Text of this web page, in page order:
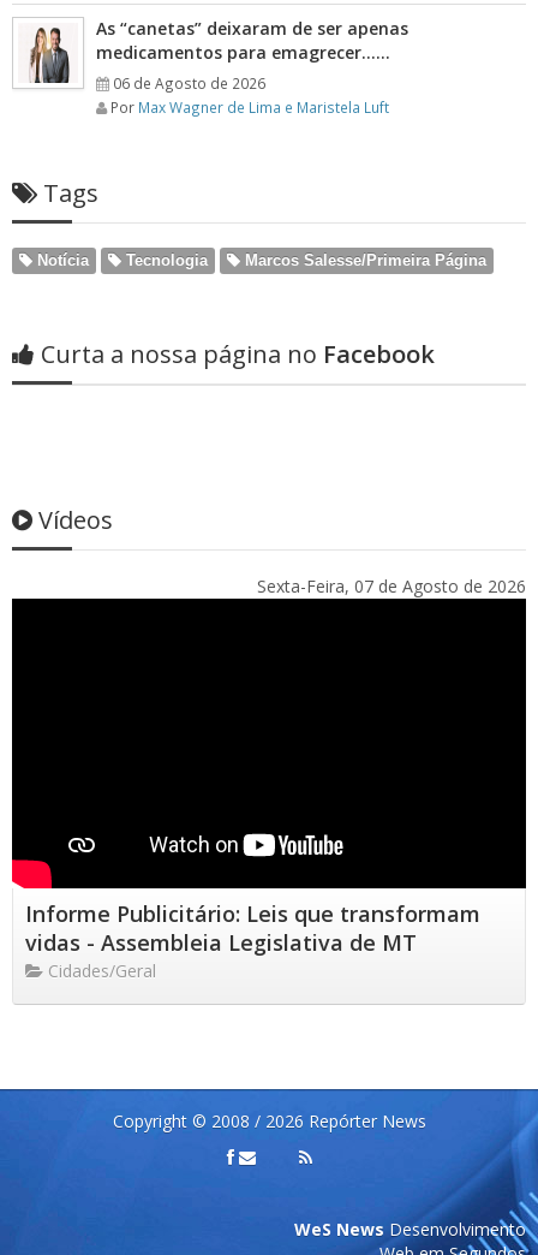
As “canetas” deixaram de ser apenas
medicamentos para emagrecer……
06 de Agosto de 2026
Por Max Wagner de Lima e Maristela Luft
Tags
Notícia Tecnologia Marcos Salesse/Primeira Página
Curta a nossa página no Facebook
Vídeos
Sexta-Feira, 07 de Agosto de 2026
Informe Publicitário: Leis que transformam
vidas - Assembleia Legislativa de MT
Cidades/Geral
Copyright © 2008 / 2026 Repórter News
WeS News Desenvolvimento